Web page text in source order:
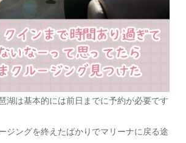
湖は基本的には前日までに予約が必要です
ジングを終えたばかりでマリーナに戻る途